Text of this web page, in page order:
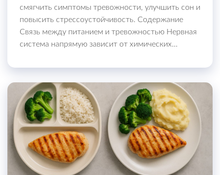
смягчить симптомы тревожности, улучшить сон и
повысить стрессоустойчивость. Содержание
Связь между питанием и тревожностью Нервная
система напрямую зависит от химических…